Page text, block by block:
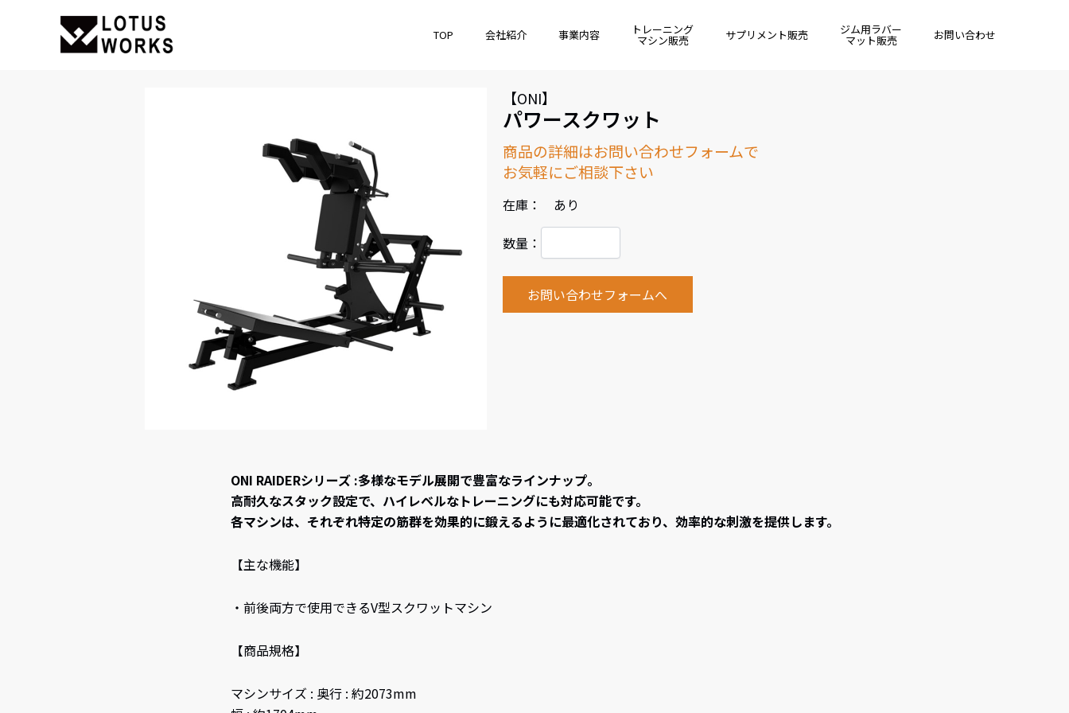
TOP 会社紹介 事業内容 トレーニング
マシン販売 サプリメント販売 ジム用ラバー
マット販売 お問い合わせ
【ONI】
パワースクワット
商品の詳細はお問い合わせフォームで
お気軽にご相談下さい
在庫： あり
数量：
お問い合わせフォームへ
ONI RAIDERシリーズ :多様なモデル展開で豊富なラインナップ。
高耐久なスタック設定で、ハイレベルなトレーニングにも対応可能です。
各マシンは、それぞれ特定の筋群を効果的に鍛えるように最適化されており、効率的な刺激を提供します。
【主な機能】
・前後両方で使用できるV型スクワットマシン
【商品規格】
マシンサイズ : 奥行 : 約2073mm